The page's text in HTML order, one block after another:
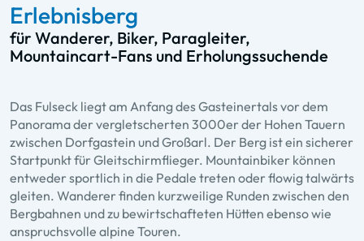
Erlebnisberg
für Wanderer, Biker, Paragleiter,
Mountaincart-Fans und Erholungssuchende
Das Fulseck liegt am Anfang des Gasteinertals vor dem
Panorama der vergletscherten 3000er der Hohen Tauern
zwischen Dorfgastein und Großarl. Der Berg ist ein sicherer
Startpunkt für Gleitschirmflieger. Mountainbiker können
entweder sportlich in die Pedale treten oder flowig talwärts
gleiten. Wanderer finden kurzweilige Runden zwischen den
Bergbahnen und zu bewirtschafteten Hütten ebenso wie
anspruchsvolle alpine Touren.